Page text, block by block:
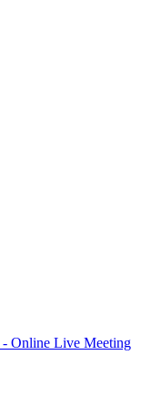
- Online Live Meeting